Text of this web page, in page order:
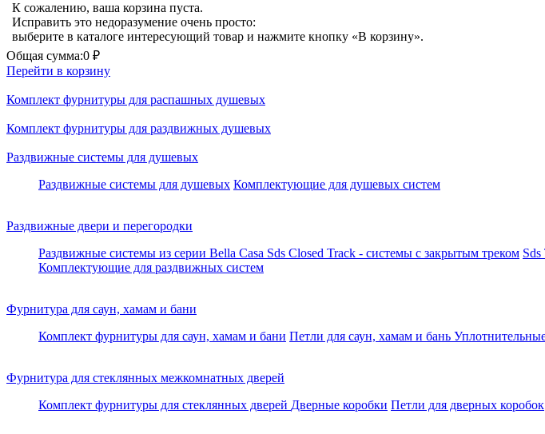
К сожалению, ваша корзина пуста.
Исправить это недоразумение очень просто:
выберите в каталоге интересующий товар и нажмите кнопку «В корзину».
Общая сумма:0 ₽
Перейти в корзину
Комплект фурнитуры для распашных душевых
Комплект фурнитуры для раздвижных душевых
Раздвижные системы для душевых
Раздвижные системы для душевых Комплектующие для душевых систем
Раздвижные двери и перегородки
Раздвижные системы из серии Bella Casa Sds Closed Track - системы с закрытым треком Sds
Комплектующие для раздвижных систем
Фурнитура для саун, хамам и бани
Комплект фурнитуры для саун, хамам и бани Петли для саун, хамам и бань
Фурнитура для стеклянных межкомнатных дверей
Комплект фурнитуры для стеклянных дверей Дверные коробки Петли для дверных коробок